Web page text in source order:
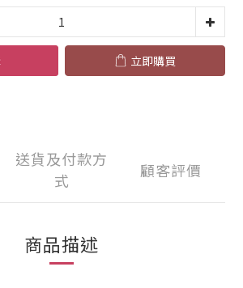
立即購買
送貨及付款方
式
顧客評價
商品描述